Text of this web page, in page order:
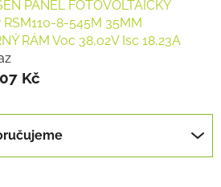
PANEL FOTOVOLTAICKÝ
8-545M 35MM
RÁM Voc 38,02V Isc 18,23A
Kč